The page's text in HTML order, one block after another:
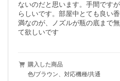
ないのだと思います。手間です
らしいです。部屋中とても良い
満なのが、ノズルが瓶の底まで
て欲しいです
購入した商品
色/ブラウン、対応機種/共通